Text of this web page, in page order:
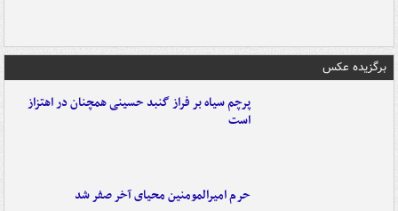
برگزیده عکس
پرچم سیاه بر فراز گنبد حسینی همچنان در اهتزاز
است
حرم امیرالمومنین محیای آخر صفر شد